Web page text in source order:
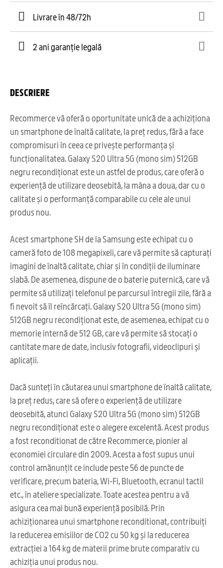
Livrare în 48/72h
2 ani garanție legală
DESCRIERE
Recommerce vă oferă o oportunitate unică de a achiziționa
un smartphone de înaltă calitate, la preț redus, fără a face
compromisuri în ceea ce privește performanța și
funcționalitatea. Galaxy S20 Ultra 5G (mono sim) 512GB
negru recondiționat este un astfel de produs, care oferă o
experiență de utilizare deosebită, la mâna a doua, dar cu o
calitate și o performanță comparabile cu cele ale unui
produs nou.
Acest smartphone SH de la Samsung este echipat cu o
cameră foto de 108 megapixeli, care vă permite să capturați
imagini de înaltă calitate, chiar și în condiții de iluminare
slabă. De asemenea, dispune de o baterie puternică, care vă
permite să utilizați telefonul pe parcursul întregii zile, fără a
fi nevoit să îl reîncărcați. Galaxy S20 Ultra 5G (mono sim)
512GB negru recondiționat este, de asemenea, echipat cu o
memorie internă de 512 GB, care vă permite să stocați o
cantitate mare de date, inclusiv fotografii, videoclipuri și
aplicații.
Dacă sunteți în căutarea unui smartphone de înaltă calitate,
la preț redus, care să ofere o experiență de utilizare
deosebită, atunci Galaxy S20 Ultra 5G (mono sim) 512GB
negru recondiționat este o alegere excelentă. Acest produs
a fost reconditionat de către Recommerce, pionier al
economiei circulare din 2009. Acesta a fost supus unui
control amănunțit ce include peste 56 de puncte de
verificare, precum bateria, Wi-Fi, Bluetooth, ecranul tactil
etc., în ateliere specializate. Toate acestea pentru a vă
asigura cea mai bună experiență posibilă. Prin
achiziționarea unui smartphone reconditionat, contribuiți
la reducerea emisiilor de CO2 cu 50 kg și la reducerea
extracției a 164 kg de materii prime brute comparativ cu
achiziția unui produs nou.